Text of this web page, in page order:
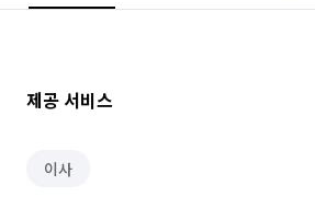
제공 서비스
이사